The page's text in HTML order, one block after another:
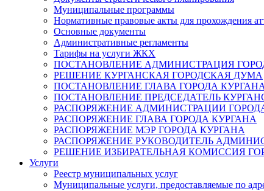
Муниципальные программы
Нормативные правовые акты для прохождения
Основные документы
Административные регламенты
Тарифы на услуги ЖКХ
ПОСТАНОВЛЕНИЕ АДМИНИСТРАЦИЯ
РЕШЕНИЕ КУРГАНСКАЯ ГОРОДСКАЯ ДУМА
ПОСТАНОВЛЕНИЕ ГЛАВА ГОРОДА КУРГАНА
ПОСТАНОВЛЕНИЕ ПРЕДСЕДАТЕЛЬ
РАСПОРЯЖЕНИЕ АДМИНИСТРАЦИИ
РАСПОРЯЖЕНИЕ ГЛАВА ГОРОДА КУРГАНА
РАСПОРЯЖЕНИЕ МЭР ГОРОДА КУРГАНА
РАСПОРЯЖЕНИЕ РУКОВОДИТЕЛЬ
РЕШЕНИЕ ИЗБИРАТЕЛЬНАЯ КОМИССИЯ
Услуги
Реестр муниципальных услуг
Муниципальные услуги, предоставляемые по